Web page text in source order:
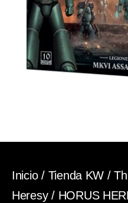
Inicio/ Tienda KW /
Heresy/ HORUS